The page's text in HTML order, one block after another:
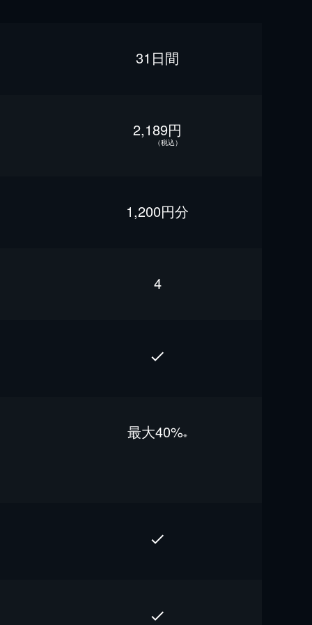
31日間
2,189円
（税込）
1,200円分
4
最⼤40%※